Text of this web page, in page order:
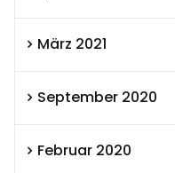
März 2021
September 2020
Februar 2020